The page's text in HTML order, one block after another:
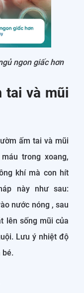
ngon giấc hơn
tai và mũi
ấm tai và mũi
trong xoang,
khí mà con hít
này như sau:
nước nóng , sau
lên sống mũi của
Lưu ý nhiệt độ
bé.